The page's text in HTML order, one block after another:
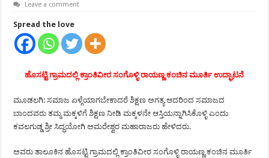
Leave a comment
Spread the love
ಹೊಸಟ್ಟಿ ಗ್ರಾಮದಲ್ಲಿ ಕ್ರಾಂತಿವೀರ ಸಂಗೊಳ್ಳಿ ರಾಯಣ್ಣ ಕಂಚಿನ ಮೂರ್ತಿ ಉದ್ಘಾಟನೆ
ಮೂಡಲಗಿ: ಸಮಾಜ ಏಳ್ಗೆಯಾಗಬೇಕಾದರೆ ಶಿಕ್ಷಣ ಅಗತ್ಯ ಆದರಿಂದ ಸಮಾಜದ
ಬಾಂದವರು ತಮ್ಮ ಮಕ್ಕಳಿಗೆ ಶಿಕ್ಷಣ ನೀಡಿ ಮಕ್ಕಳನೇ ಆಸ್ತಿಯನ್ನಾಗಿಸಿಕೊಳ್ಳಿ ಎಂದು
ಕವಲಗುಡ್ಡ ಶ್ರೀ ಸಿದ್ಧಯೋಗಿ ಅಮರೇಶ್ವರ ಮಹಾರಾಜರು ಹೇಳಿದರು.
ಅವರು ತಾಲೂಕಿನ ಹೊಸಟ್ಟಿ ಗ್ರಾಮದಲ್ಲಿ ಕ್ರಾಂತಿವೀರ ಸಂಗೊಳ್ಳಿ ರಾಯಣ್ಣ ಕಂಚಿನ ಮೂರ್ತಿ